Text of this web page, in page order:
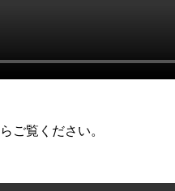
ご覧ください。